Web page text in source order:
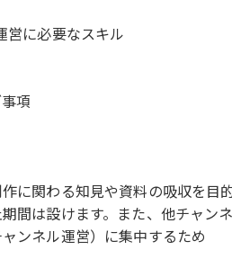
に必要なスキル
項
作に関わる知見や資料の吸収を目
間は設けます。また、他チャン
ャンネル運営）に集中するため